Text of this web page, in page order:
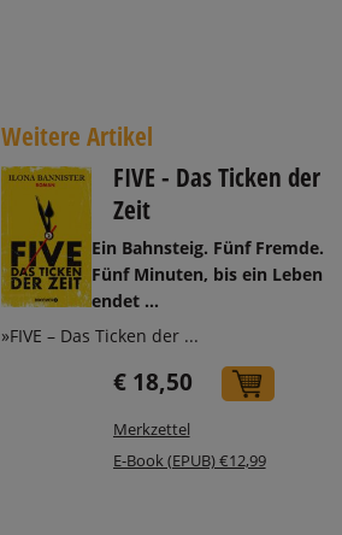
Weitere Artikel
FIVE - Das Ticken der
Zeit
Ein Bahnsteig. Fünf Fremde.
Fünf Minuten, bis ein Leben
endet …
»FIVE – Das Ticken der ...
€ 18,50
Merkzettel
E-Book (EPUB) €12,99